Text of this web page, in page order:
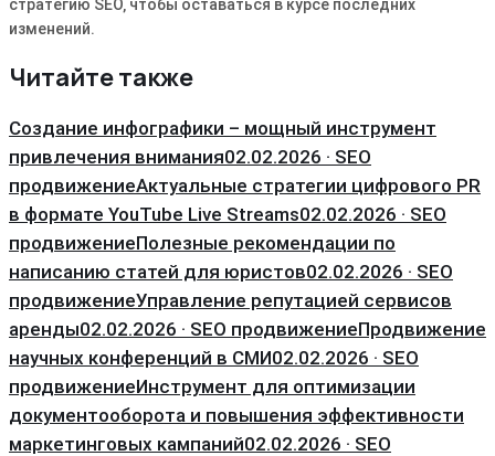
стратегию SEO‚ чтобы оставаться в курсе последних
изменений․
Читайте также
Создание инфографики – мощный инструмент
привлечения внимания02.02.2026 · SEO
продвижениеАктуальные стратегии цифрового PR
в формате YouTube Live Streams02.02.2026 · SEO
продвижениеПолезные рекомендации по
написанию статей для юристов02.02.2026 · SEO
продвижениеУправление репутацией сервисов
аренды02.02.2026 · SEO продвижениеПродвижение
научных конференций в СМИ02.02.2026 · SEO
продвижениеИнструмент для оптимизации
документооборота и повышения эффективности
маркетинговых кампаний02.02.2026 · SEO